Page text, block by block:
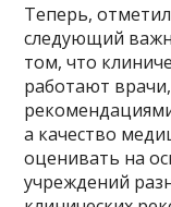
Теперь,
следующий
том, что
работают
а качество
оценивать на
учреждений